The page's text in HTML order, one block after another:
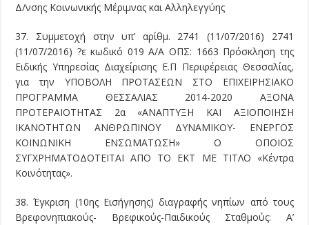
Δ/νσης Κοινωνικής Μέριμνας και Αλληλεγγύης
37. Συμμετοχή στην υπ’ αρίθμ. 2741 (11/07/2016) 2741
(11/07/2016) ?ε κωδικό 019 Α/Α ΟΠΣ: 1663 Πρόσκληση της
Ειδικής Υπηρεσίας Διαχείρισης Ε.Π Περιφέρειας Θεσσαλίας,
για την ΥΠΟΒΟΛΗ ΠΡΟΤΑΣΕΩΝ ΣΤΟ ΕΠΙΧΕΙΡΗΣΙΑΚΟ
ΠΡΟΓΡΑΜΜΑ ΘΕΣΣΑΛΙΑΣ 2014-2020 ΑΞΟΝΑ
ΠΡΟΤΕΡΑΙΟΤΗΤΑΣ 2α «ΑΝΑΠΤΥΞΗ ΚΑΙ ΑΞΙΟΠΟΙΗΣΗ
ΙΚΑΝΟΤΗΤΩΝ ΑΝΘΡΩΠΙΝΟΥ ΔΥΝΑΜΙΚΟΥ- ΕΝΕΡΓΟΣ
ΚΟΙΝΩΝΙΚΗ ΕΝΣΩΜΑΤΩΣΗ» Ο ΟΠΟΙΟΣ
ΣΥΓΧΡΗΜΑΤΟΔΟΤΕΙΤΑΙ ΑΠΟ ΤΟ ΕΚΤ ΜΕ ΤΙΤΛΟ «Κέντρα
Κοινότητας».
38. Έγκριση (10ης Εισήγησης) διαγραφής νηπίων από τους
Βρεφονηπιακούς- Βρεφικούς-Παιδικούς Σταθμούς: Α’